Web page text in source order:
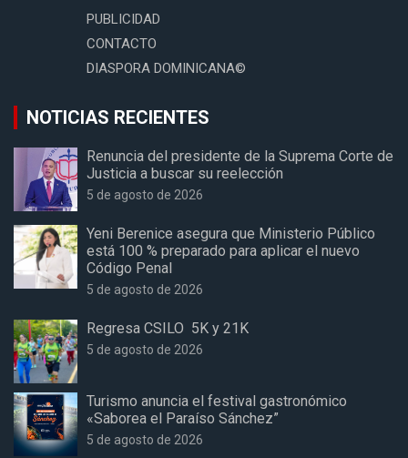
PUBLICIDAD
CONTACTO
DIASPORA DOMINICANA©
NOTICIAS RECIENTES
Renuncia del presidente de la Suprema Corte de
Justicia a buscar su reelección
5 de agosto de 2026
Yeni Berenice asegura que Ministerio Público
está 100 % preparado para aplicar el nuevo
Código Penal
5 de agosto de 2026
Regresa CSILO 5K y 21K
5 de agosto de 2026
Turismo anuncia el festival gastronómico
«Saborea el Paraíso Sánchez”
5 de agosto de 2026